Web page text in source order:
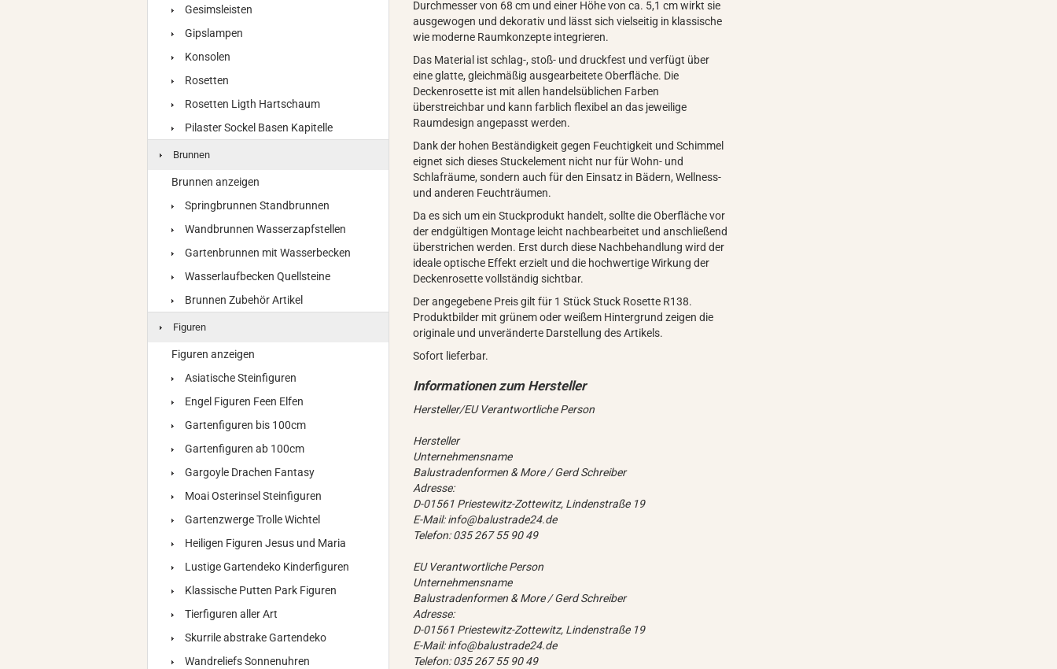
Durchmesser von 68 cm und einer Höhe von ca. 5,1 cm wirkt sie
ausgewogen und dekorativ und lässt sich vielseitig in klassische
wie moderne Raumkonzepte integrieren.
Das Material ist schlag-, stoß- und druckfest und verfügt über
eine glatte, gleichmäßig ausgearbeitete Oberfläche. Die
Deckenrosette ist mit allen handelsüblichen Farben
überstreichbar und kann farblich flexibel an das jeweilige
Raumdesign angepasst werden.
Dank der hohen Beständigkeit gegen Feuchtigkeit und Schimmel
eignet sich dieses Stuckelement nicht nur für Wohn- und
Schlafräume, sondern auch für den Einsatz in Bädern, Wellness-
und anderen Feuchträumen.
Da es sich um ein Stuckprodukt handelt, sollte die Oberfläche vor
der endgültigen Montage leicht nachbearbeitet und anschließend
überstrichen werden. Erst durch diese Nachbehandlung wird der
ideale optische Effekt erzielt und die hochwertige Wirkung der
Deckenrosette vollständig sichtbar.
Der angegebene Preis gilt für 1 Stück Stuck Rosette R138.
Produktbilder mit grünem oder weißem Hintergrund zeigen die
originale und unveränderte Darstellung des Artikels.
Sofort lieferbar.
Hersteller/EU Verantwortliche Person
Hersteller
Unternehmensname
Balustradenformen & More / Gerd Schreiber
Adresse:
D-01561 Priestewitz-Zottewitz, Lindenstraße 19
E-Mail: info@balustrade24.de
Telefon: 035 267 55 90 49
EU Verantwortliche Person
Unternehmensname
Balustradenformen & More / Gerd Schreiber
Adresse:
D-01561 Priestewitz-Zottewitz, Lindenstraße 19
E-Mail: info@balustrade24.de
Telefon: 035 267 55 90 49
Gesimsleisten
Gipslampen
Konsolen
Rosetten
Rosetten Ligth Hartschaum
Pilaster Sockel Basen Kapitelle
Brunnen
Brunnen anzeigen
Springbrunnen Standbrunnen
Wandbrunnen Wasserzapfstellen
Gartenbrunnen mit Wasserbecken
Wasserlaufbecken Quellsteine
Brunnen Zubehör Artikel
Figuren
Figuren anzeigen
Asiatische Steinfiguren
Engel Figuren Feen Elfen
Gartenfiguren bis 100cm
Gartenfiguren ab 100cm
Gargoyle Drachen Fantasy
Moai Osterinsel Steinfiguren
Gartenzwerge Trolle Wichtel
Heiligen Figuren Jesus und Maria
Lustige Gartendeko Kinderfiguren
Klassische Putten Park Figuren
Tierfiguren aller Art
Skurrile abstrake Gartendeko
Wandreliefs Sonnenuhren